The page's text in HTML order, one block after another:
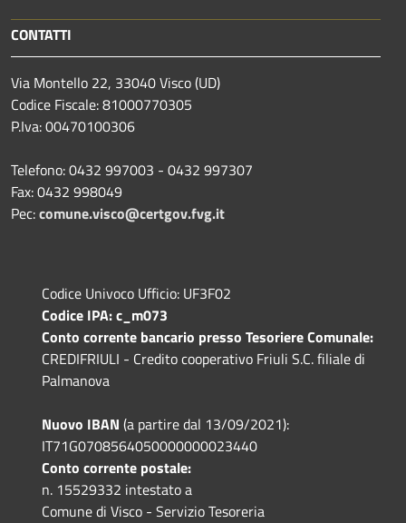
CONTATTI
Via Montello 22, 33040 Visco (UD)
Codice Fiscale: 81000770305
P.Iva: 00470100306
Telefono: 0432 997003 - 0432 997307
Fax: 0432 998049
Pec:comune.visco@certgov.fvg.it
Codice Univoco Ufficio: UF3F02
Codice IPA: c_m073
Conto corrente bancario presso Tesoriere Comunale:
CREDIFRIULI - Credito cooperativo Friuli S.C. filiale di
Palmanova
Nuovo IBAN (a partire dal 13/09/2021):
IT71G0708564050000000023440
Conto corrente postale:
n. 15529332 intestato a
Comune di Visco - Servizio Tesoreria